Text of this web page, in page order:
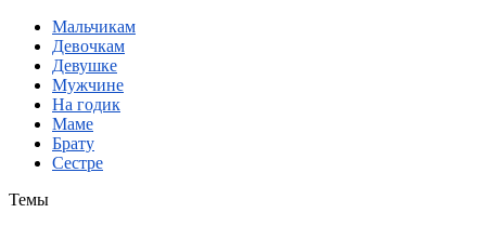
Мальчикам
Девочкам
Девушке
Мужчине
На годик
Маме
Брату
Сестре
Темы